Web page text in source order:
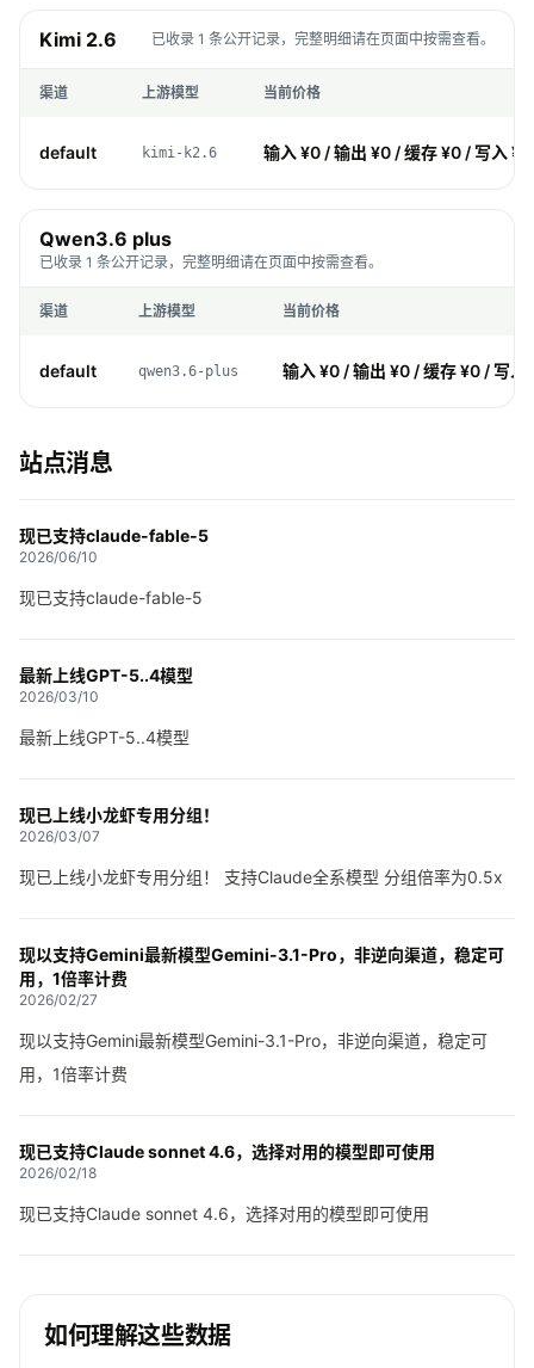
Kimi 2.6 已收录 1 条公开记录，完整明细请在页面中按需查看。
渠道 上游模型 当前价格
default kimi-k2.6 输入 ¥0 / 输出 ¥0 / 缓存 ¥0 / 写入 ¥0
Qwen3.6 plus
已收录 1 条公开记录，完整明细请在页面中按需查看。
渠道 上游模型 当前价格
default qwen3.6-plus 输入 ¥0 / 输出 ¥0 / 缓存 ¥0 / 写入
站点消息
现已支持claude-fable-5
2026/06/10
现已支持claude-fable-5
最新上线GPT-5..4模型
2026/03/10
最新上线GPT-5..4模型
现已上线小龙虾专用分组！
2026/03/07
现已上线小龙虾专用分组！ 支持Claude全系模型 分组倍率为0.5x
现以支持Gemini最新模型Gemini-3.1-Pro，非逆向渠道，稳定可
用，1倍率计费
2026/02/27
现以支持Gemini最新模型Gemini-3.1-Pro，非逆向渠道，稳定可
用，1倍率计费
现已支持Claude sonnet 4.6，选择对用的模型即可使用
2026/02/18
现已支持Claude sonnet 4.6，选择对用的模型即可使用
如何理解这些数据